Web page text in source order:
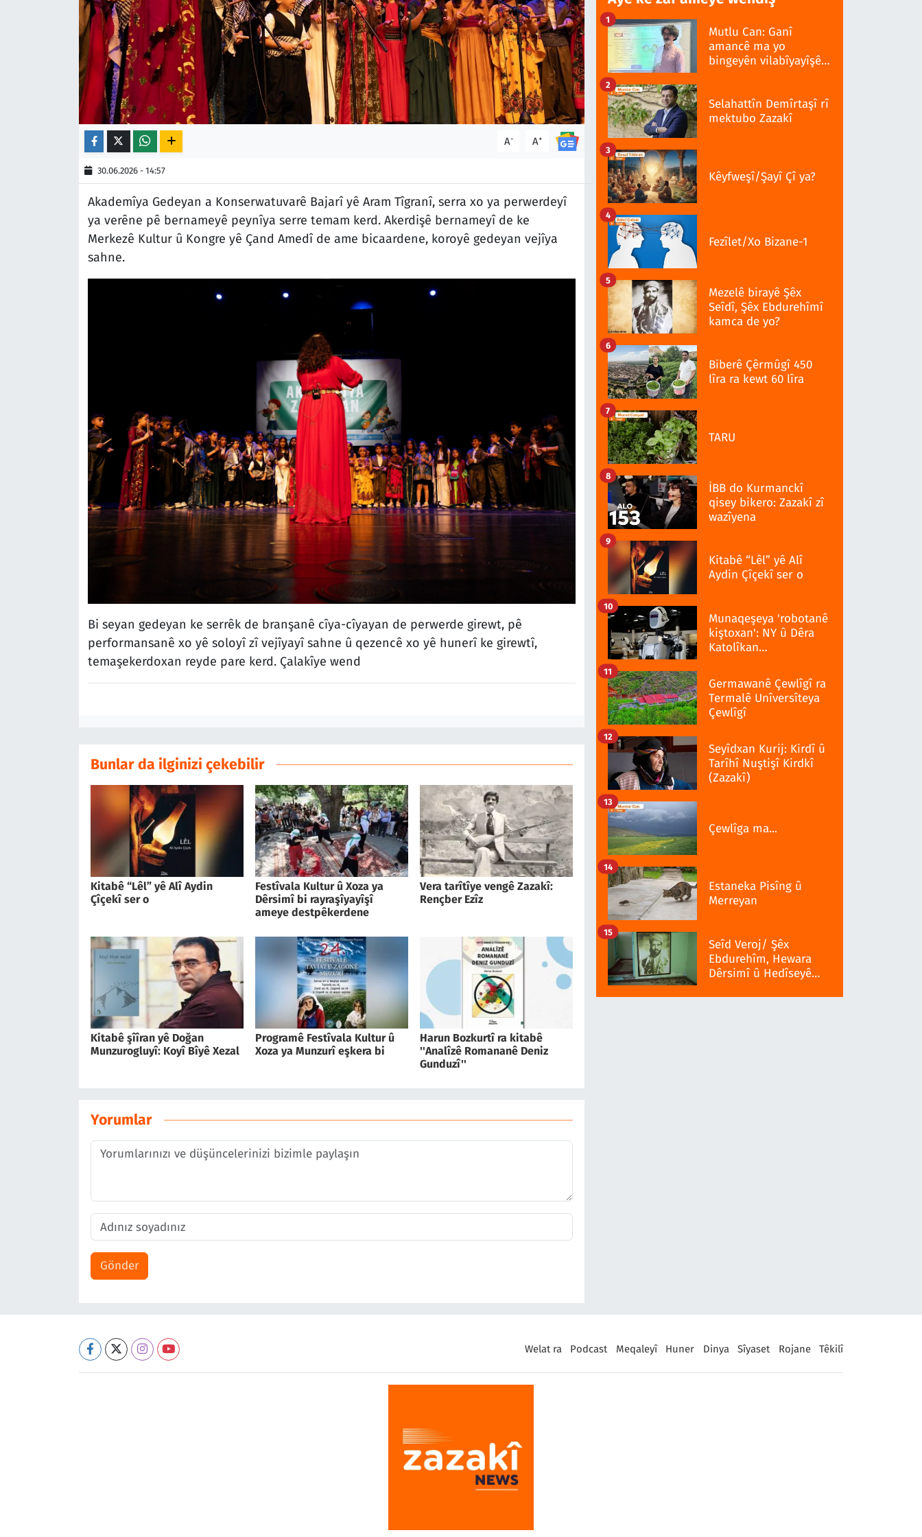
A- A+
30.06.2026 - 14:57
Akademîya Gedeyan a Konserwatuvarê Bajarî yê Aram Tîgranî, serra xo ya perwerdeyî
ya verêne pê bernameyê peynîya serre temam kerd. Akerdişê bernameyî de ke
Merkezê Kultur û Kongre yê Çand Amedî de ame bicaardene, koroyê gedeyan vejîya
sahne.
Bi seyan gedeyan ke serrêk de branşanê cîya-cîyayan de perwerde girewt, pê
performansanê xo yê soloyî zî vejîyayî sahne û qezencê xo yê hunerî ke girewtî,
temaşekerdoxan reyde pare kerd. Çalakîye wend
Bunlar da ilginizi çekebilir
Kitabê “Lêl” yê Alî Aydin
Çîçekî ser o
Festîvala Kultur û Xoza ya
Dêrsimî bi rayraşîyayîşî
ameye destpêkerdene
Vera tarîtîye vengê Zazakî:
Rençber Ezîz
Kitabê şîîran yê Doğan
Munzurogluyî: Koyî Bîyê Xezal
Programê Festîvala Kultur û
Xoza ya Munzurî eşkera bi
Harun Bozkurtî ra kitabê
''Analîzê Romananê Deniz
Gunduzî''
Yorumlar
Gönder
Mutlu Can: Ganî
amancê ma yo
bingeyên vilabîyayîşê
1
Selahattîn Demîrtaşî rî
mektubo Zazakî
2
Kêyfweşî/Şayî Çî ya?
3
Fezîlet/Xo Bizane-1
4
Mezelê birayê Şêx
Seîdî, Şêx Ebdurehîmî
kamca de yo?
5
Biberê Çêrmûgî 450
lîra ra kewt 60 lîra
6
TARU
7
İBB do Kurmanckî
qisey bikero: Zazakî zî
wazîyena
8
Kitabê “Lêl” yê Alî
Aydin Çîçekî ser o
9
Munaqeşeya 'robotanê
kiştoxan': NY û Dêra
Katolîkan
10
Germawanê Çewlîgî ra
Termalê Unîversîteya
Çewlîgî
11
Seyîdxan Kurij: Kirdî û
Tarîhî Nuştişî Kirdkî
(Zazakî)
12
Çewlîga ma...
13
Estaneka Pisîng û
Merreyan
14
Seîd Veroj/ Şêx
Ebdurehîm, Hewara
Dêrsimî û Hedîseyê
15
Welat ra Podcast Meqaleyî Huner Dinya Sîyaset Rojane Têkilî